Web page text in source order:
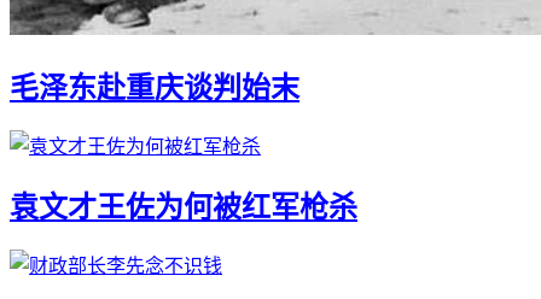
毛泽东赴重庆谈判始末
袁文才王佐为何被红军枪杀